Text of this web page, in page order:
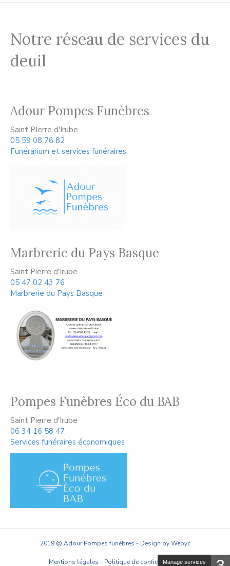
Notre réseau de services du
deuil
Adour Pompes Funèbres
Saint PIerre d'Irube
05 59 08 76 82
Funérarium et services funéraires
Marbrerie du Pays Basque
Saint Pierre d'Irube
05 47 02 43 76
Marbrerie du Pays Basque
Pompes Funèbres Éco du BAB
Saint Pierre d'Irube
06 34 16 58 47
Services funéraires économiques
2019 @ Adour Pompes funèbres - Design by Webyc
Mentions légales - Politique de confidentialitéManage services